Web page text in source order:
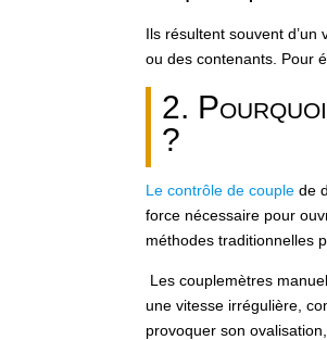
Ils résultent souvent
ou des contenants. Pour
2.
?
Le contrôle de couple de
force nécessaire pour
méthodes traditionnelles
Les couplemètres
une vitesse irrégulière,
provoquer son